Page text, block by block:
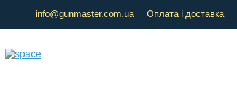
info@gunmaster.com.ua Оплата і доставка